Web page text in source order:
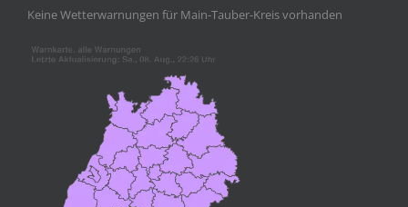
Keine Wetterwarnungen für Main-Tauber-Kreis vorhanden